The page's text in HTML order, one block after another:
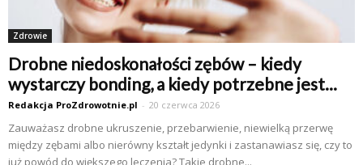
Zdrowie
Drobne niedoskonałości zębów – kiedy
wystarczy bonding, a kiedy potrzebne jest...
Redakcja ProZdrowotnie.pl - 20 czerwca 2026
Zauważasz drobne ukruszenie, przebarwienie, niewielką przerwę
między zębami albo nierówny kształt jedynki i zastanawiasz się, czy to
już powód do większego leczenia? Takie drobne...